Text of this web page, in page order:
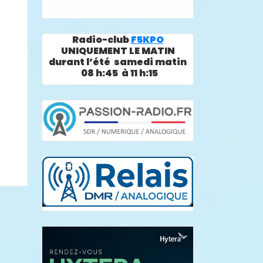
Radio-clubF5KPO
UNIQUEMENT LE MATIN
durant l’été samedi matin
08 h:45 à 11 h:15